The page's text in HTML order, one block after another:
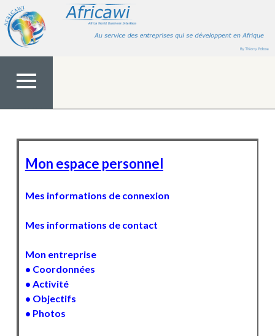
contenu
MENU
Mon espace personnel
Mes informations de connexion
Mes informations de contact
Mon entreprise
• Coordonnées
• Activité
• Objectifs
• Photos